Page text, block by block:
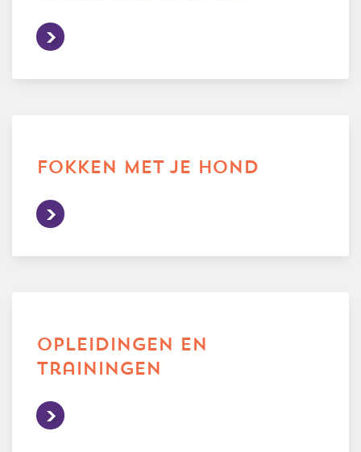
fokken met je hond
opleidingen en
trainingen